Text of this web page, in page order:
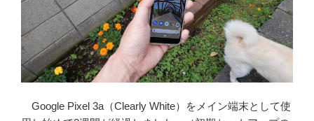
本
に
す
る”
の
Google Pixel 3a（Clearly White）をメイン端末として使